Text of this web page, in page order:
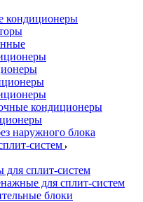
кондиционеры
кондиционеры
наружного блока
систем
для сплит-систем
для сплит-систем
блоки